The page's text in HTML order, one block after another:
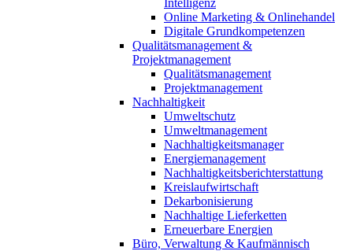
Online Marketing & Onlinehandel
Digitale Grundkompetenzen
Qualitätsmanagement &
Projektmanagement
Qualitätsmanagement
Projektmanagement
Nachhaltigkeit
Umweltschutz
Umweltmanagement
Nachhaltigkeitsmanager
Energiemanagement
Nachhaltigkeitsberichterstattung
Kreislaufwirtschaft
Dekarbonisierung
Nachhaltige Lieferketten
Erneuerbare Energien
Büro, Verwaltung & Kaufmännisch